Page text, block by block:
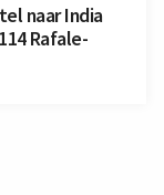
naar India
Rafale-